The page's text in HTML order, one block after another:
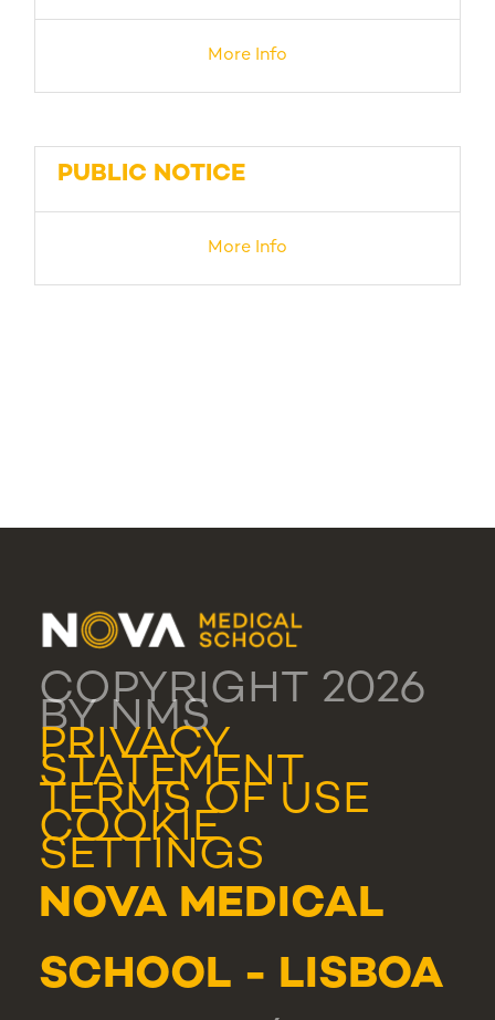
More Info
PUBLIC NOTICE
More Info
COPYRIGHT 2026
BY NMS
PRIVACY
STATEMENT
TERMS OF USE
COOKIE
SETTINGS
NOVA MEDICAL
SCHOOL - LISBOA